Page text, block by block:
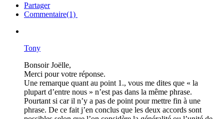
Partager
Commentaire(1)
Tony
Bonsoir Joëlle,
Merci pour votre réponse.
Une remarque quant au point 1., vous me dites que « la
plupart d’entre nous » n’est pas dans la même phrase.
Pourtant si car il n’y a pas de point pour mettre fin à une
phrase. De ce fait j’en conclus que les deux accords sont